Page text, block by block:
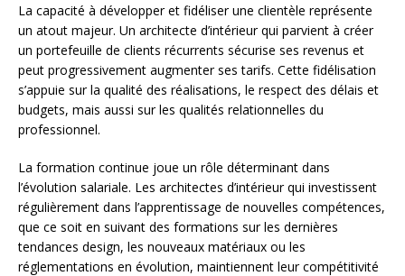
La capacité à développer et fidéliser une clientèle représente
un atout majeur. Un architecte d’intérieur qui parvient à créer
un portefeuille de clients récurrents sécurise ses revenus et
peut progressivement augmenter ses tarifs. Cette fidélisation
s’appuie sur la qualité des réalisations, le respect des délais et
budgets, mais aussi sur les qualités relationnelles du
professionnel.
La formation continue joue un rôle déterminant dans
l’évolution salariale. Les architectes d’intérieur qui investissent
régulièrement dans l’apprentissage de nouvelles compétences,
que ce soit en suivant des formations sur les dernières
tendances design, les nouveaux matériaux ou les
réglementations en évolution, maintiennent leur compétitivité